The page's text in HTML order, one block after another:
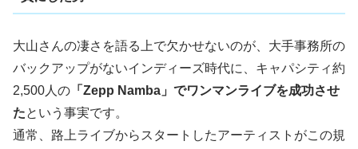
大山さんの凄さを語る上で欠かせないのが、大手事務所の
バックアップがないインディーズ時代に、キャパシティ約
2,500人の 「Zepp Namba」でワンマンライブを成功させ
たという事実です。
通常、路上ライブからスタートしたアーティストがこの規